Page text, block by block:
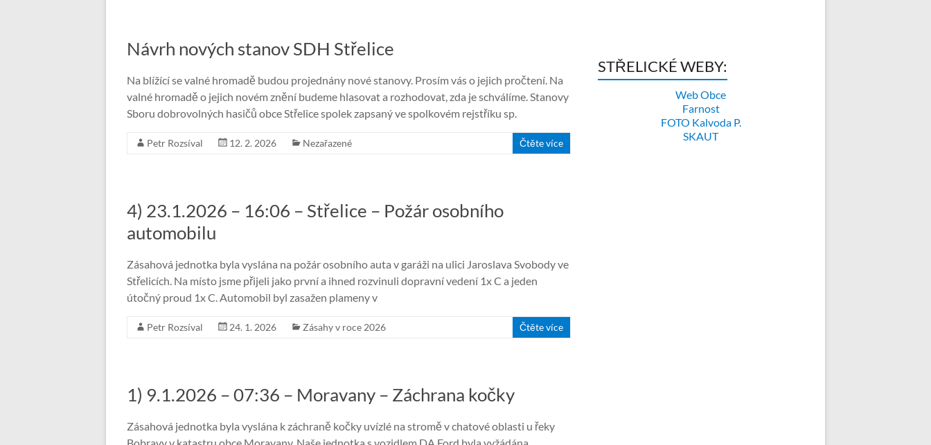
Návrh nových stanov SDH Střelice
Na blížící se valné hromadě budou projednány nové stanovy. Prosím vás o jejich pročtení. Na
valné hromadě o jejich novém znění budeme hlasovat a rozhodovat, zda je schválíme. Stanovy
Sboru dobrovolných hasičů obce Střelice spolek zapsaný ve spolkovém rejstříku sp.
Petr Rozsíval 12. 2. 2026 Nezařazené Čtěte více
4) 23.1.2026 – 16:06 – Střelice – Požár osobního
automobilu
Zásahová jednotka byla vyslána na požár osobního auta v garáži na ulici Jaroslava Svobody ve
Střelicích. Na místo jsme přijeli jako první a ihned rozvinuli dopravní vedení 1x C a jeden
útočný proud 1x C. Automobil byl zasažen plameny v
Petr Rozsíval 24. 1. 2026 Zásahy v roce 2026 Čtěte více
1) 9.1.2026 – 07:36 – Moravany – Záchrana kočky
Zásahová jednotka byla vyslána k záchraně kočky uvízlé na stromě v chatové oblasti u řeky
STŘELICKÉ WEBY:
Web Obce
Farnost
FOTO Kalvoda P.
SKAUT